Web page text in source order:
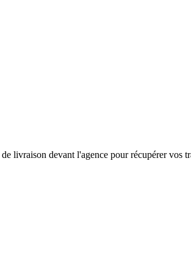
livraison devant l'agence pour récupérer vos